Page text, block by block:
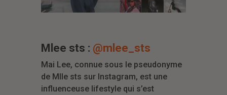
Mlee sts : @mlee_sts
Mai Lee, connue sous le pseudonyme
de Mlle sts sur Instagram, est une
influenceuse lifestyle qui s’est